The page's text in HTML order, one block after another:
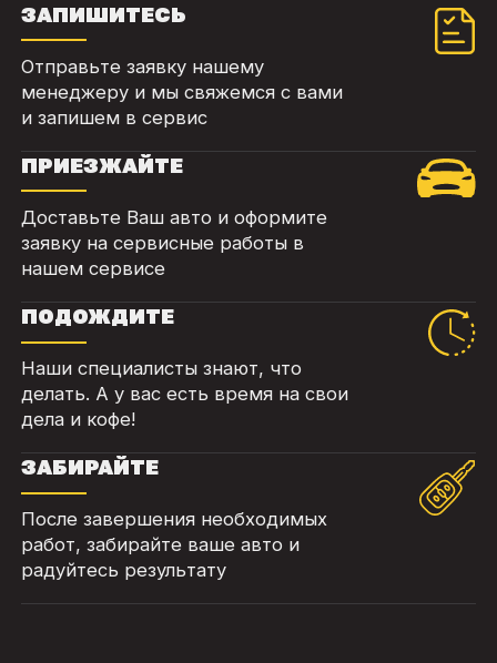
ЗАПИШИТЕСЬ
Отправьте заявку нашему
менеджеру и мы свяжемся с вами
и запишем в сервис
ПРИЕЗЖАЙТЕ
Доставьте Ваш авто и оформите
заявку на сервисные работы в
нашем сервисе
ПОДОЖДИТЕ
Наши специалисты знают, что
делать. А у вас есть время на свои
дела и кофе!
ЗАБИРАЙТЕ
После завершения необходимых
работ, забирайте ваше авто и
радуйтесь результату